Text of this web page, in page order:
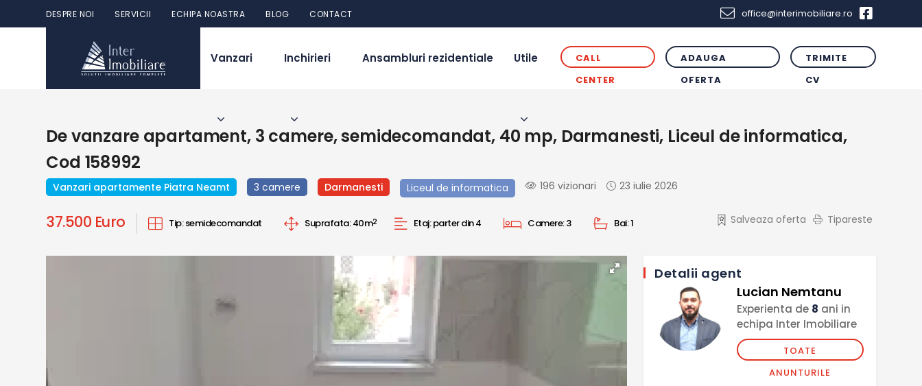
DESPRE NOI SERVICII ECHIPA NOASTRA BLOG CONTACT office@interimobiliare.ro
Vanzari Inchirieri Ansambluri rezidentiale Utile
CALL
CENTER
ADAUGA
OFERTA
TRIMITE
CV
De vanzare apartament, 3 camere, semidecomandat, 40 mp, Darmanesti, Liceul de informatica,
Cod 158992
Vanzari apartamente Piatra Neamt 3 camere Darmanesti Liceul de informatica 196 vizionari 23 iulie 2026
37.500 Euro Tip:semidecomandat Suprafata:40m2 Etaj:parter din 4 Camere:3 Bai:1 Salveaza oferta Tipareste
Detalii agent
Lucian Nemtanu
Experienta de 8 ani in
echipa Inter Imobiliare
TOATE
ANUNTURILE